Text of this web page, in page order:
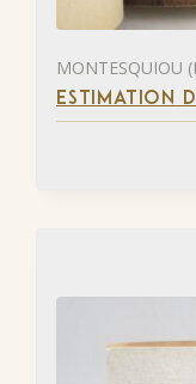
MONTESQUIOU
ESTIMATION